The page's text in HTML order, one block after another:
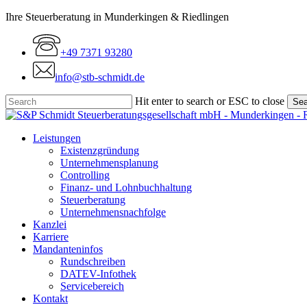
Skip
content
Ihre Steuerberatung in Munderkingen & Riedlingen
+49 7371 93280
info@stb-schmidt.de
Hit enter to search or ESC to close
Close
Menu
Leistungen
Existenzgründung
Unternehmensplanung
Controlling
Finanz- und Lohnbuchhaltung
Steuerberatung
Unternehmensnachfolge
Kanzlei
Karriere
Mandanteninfos
Rundschreiben
DATEV-Infothek
Servicebereich
Kontakt